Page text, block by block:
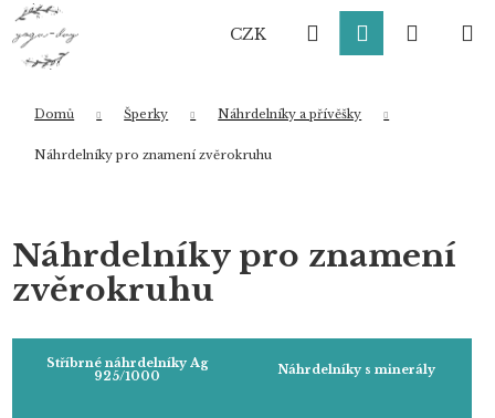
Přejít
obsah
CZK HledatPřihlášení
Domů Šperky Náhrdelníky a přívěšky
Náhrdelníky pro znamení zvěrokruhu
Náhrdelníky pro znamení
zvěrokruhu
Stříbrné náhrdelníky Ag
925/1000
Náhrdelníky s minerály
K
o
Zpět
Zpět
Co potřebujete najít?
Doporučujeme